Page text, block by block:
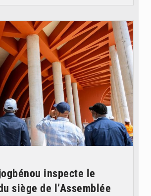
inspecte le
siège de l’Assemblée